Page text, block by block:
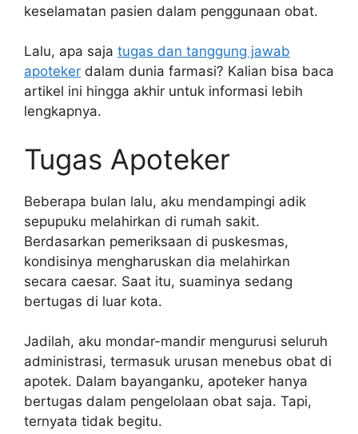
keselamatan pasien dalam penggunaan obat.
Lalu, apa saja tugas dan tanggung jawab
apoteker dalam dunia farmasi? Kalian bisa baca
artikel ini hingga akhir untuk informasi lebih
lengkapnya.
Tugas Apoteker
Beberapa bulan lalu, aku mendampingi adik
sepupuku melahirkan di rumah sakit.
Berdasarkan pemeriksaan di puskesmas,
kondisinya mengharuskan dia melahirkan
secara caesar. Saat itu, suaminya sedang
bertugas di luar kota.
Jadilah, aku mondar-mandir mengurusi seluruh
administrasi, termasuk urusan menebus obat di
apotek. Dalam bayanganku, apoteker hanya
bertugas dalam pengelolaan obat saja. Tapi,
ternyata tidak begitu.